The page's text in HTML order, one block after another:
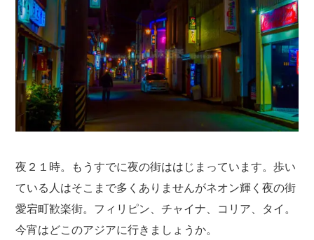
夜２１時。もうすでに夜の街ははじまっています。歩い
ている人はそこまで多くありませんがネオン輝く夜の街
愛宕町歓楽街。フィリピン、チャイナ、コリア、タイ。
今宵はどこのアジアに行きましょうか。